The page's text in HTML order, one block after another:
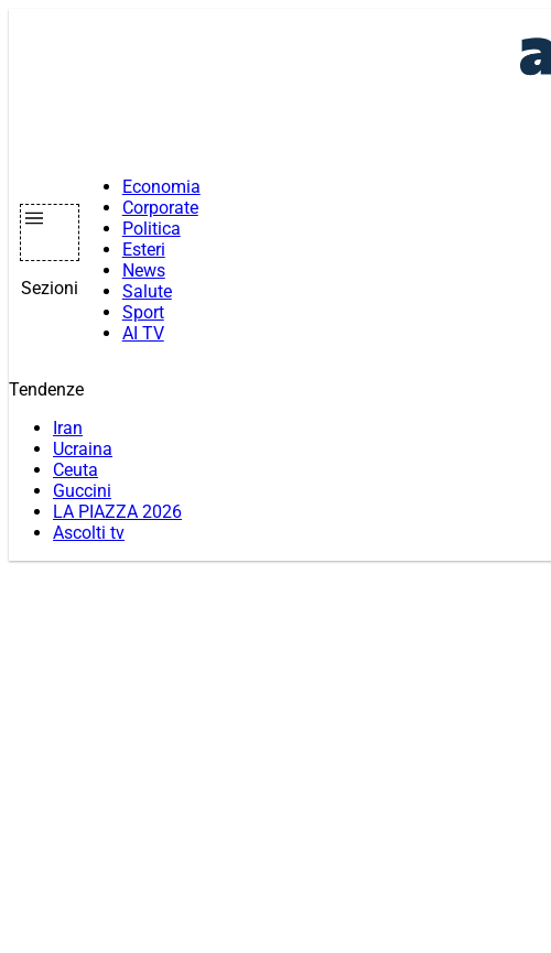
Sezioni
Economia
Corporate
Politica
Esteri
News
Salute
Sport
AI TV
Tendenze
Iran
Ucraina
Ceuta
Guccini
LA PIAZZA 2026
Ascolti tv